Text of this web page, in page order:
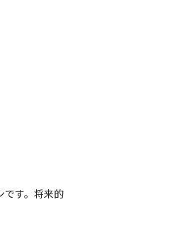
です。将来的